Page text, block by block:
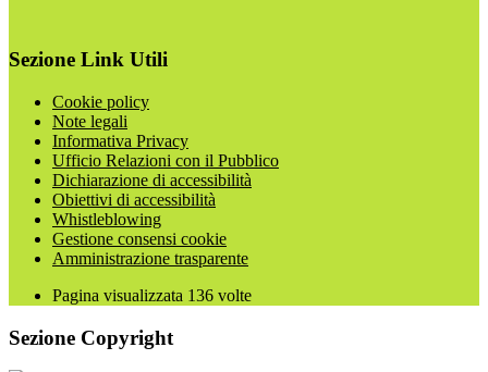
Sezione Link Utili
Cookie policy
Note legali
Informativa Privacy
Ufficio Relazioni con il Pubblico
Dichiarazione di accessibilità
Obiettivi di accessibilità
Whistleblowing
Gestione consensi cookie
Amministrazione trasparente
Pagina visualizzata 136 volte
Sezione Copyright